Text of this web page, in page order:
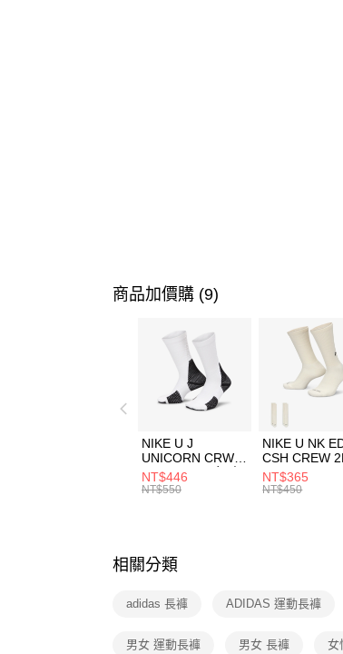
商品加價購 (9)
NIKE U J
UNICORN CRW
1PR -160 男女 中
統襪 FZ3393100
NT$446
NT$550
NIKE U NK
CSH CREW
144 EMBRDY
女 短統襪
NT$365
NT$450
相關分類
adidas 長褲 ADIDAS 運動長褲
男女 運動長褲 男女 長褲 女